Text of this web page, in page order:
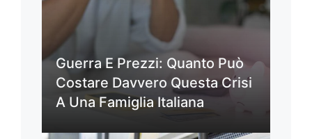
Guerra E Prezzi: Quanto Può
Costare Davvero Questa Crisi
A Una Famiglia Italiana